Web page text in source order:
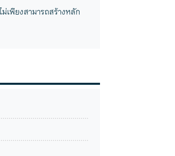
ม่เพียงสามารถสร้างหลัก